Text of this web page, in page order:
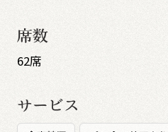
席数
62席
サービス